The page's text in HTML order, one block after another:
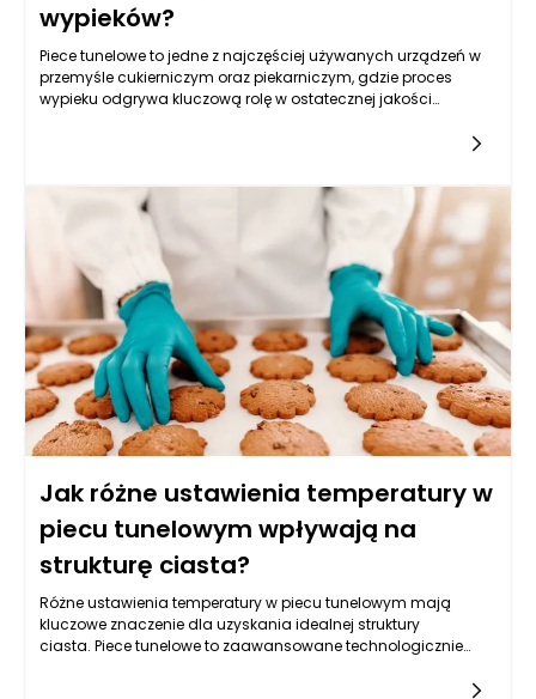
wypieków?
Piece tunelowe to jedne z najczęściej używanych urządzeń w
przemyśle cukierniczym oraz piekarniczym, gdzie proces
wypieku odgrywa kluczową rolę w ostatecznej jakości
odpowiednich technologii oraz systemów kontroli, piece
tunelowe zapewniają optymalne warunki do wypieku, co
przekłada się na jednolitość i powtarzalność produktów.
Różnice w temperaturze mogą prowadzić do znaczących
odchyleń w procesie wypieku, a tym samym wpływać na
smak, teksturę oraz wygląd wypieków.
Jak różne ustawienia temperatury w
piecu tunelowym wpływają na
strukturę ciasta?
Różne ustawienia temperatury w piecu tunelowym mają
kluczowe znaczenie dla uzyskania idealnej struktury
ciasta. Piece tunelowe to zaawansowane technologicznie